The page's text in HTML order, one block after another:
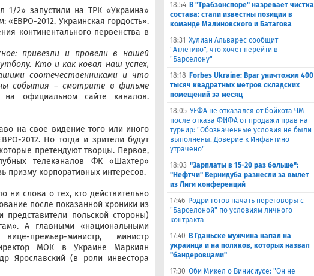
1/2» запустили на ТРК «Украина»
2012. Украинская гордость».
континентального первенства в
привезли и провели в нашей
Кто и как ковал наш успех,
соотечественниками и что
события – смотрите в фильме
официальном сайте каналов.
на свое видение того или иного
2012. Но тогда и зрители будут
претендуют творцы. Первое,
телеканалов ФК «Шахтер»
призму корпоративных интересов.
ни слова о тех, кто действительно
после показанной хроники из
польской стороны)
А главными «национальными
премьер-министр, министр
МОК в Украине Маркиян
Ярославский (в роли инвестора
18:54 В "Трабзонспоре" назревает чистка
состава: стали известны позиции в
команде Малиновского и Батагова
18:31 Хулиан Альварес сообщит
"Атлетико", что хочет перейти в
"Барселону"
18:18 Forbes Ukraine: Враг уничтожил 400
тысяч квадратных метров складских
помещений за месяц
18:05 УЕФА не отказался от бойкота ЧМ
после отказа ФИФА от продажи прав на
турнир: "Обозначенные условия не были
выполнены. Доверие к Инфантино
утрачено"
18:03 "Зарплаты в 15-20 раз больше":
"Нефтчи" Вернидуба разнесли за вылет
из Лиги конференций
17:46 Родри готов начать переговоры с
"Барселоной" по условиям личного
контракта
17:40 В Гданьске мужчина напал на
украинца и на поляков, которых назвал
"бандеровцами"
17:30 Оби Микел о Винисиусе: "Он не